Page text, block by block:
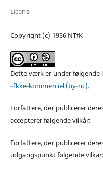
Licens
Copyright (c) 1956 NTfK
Dette værk er under følgende
–Ikke-kommerciel (by-nc).
Forfattere, der publicerer
accepterer følgende vilkår:
Forfattere, der publicerer
udgangspunkt følgende vilkår: